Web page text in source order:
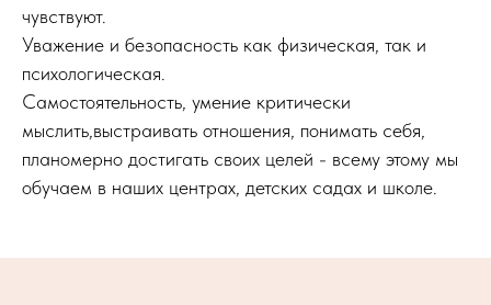
чувствуют.
Уважение и безопасность как физическая, так и
психологическая.
Самостоятельность, умение критически
мыслить,выстраивать отношения, понимать себя,
планомерно достигать своих целей - всему этому мы
обучаем в наших центрах, детских садах и школе.